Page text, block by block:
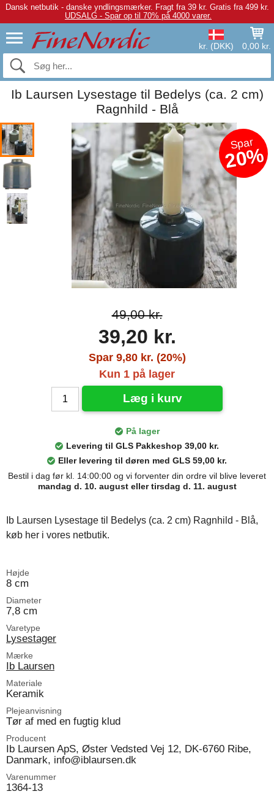
Dansk netbutik - danske yndlingsmærker. Fragt fra 39 kr. Gratis fra 499 kr.
UDSALG - Spar op til 70% på 4000 varer.
kr. (DKK) 0,00 kr.
Ib Laursen Lysestage til Bedelys (ca. 2 cm)
Ragnhild - Blå
Spar
20%
49,00 kr.
39,20 kr.
Spar 9,80 kr. (20%)
Kun 1 på lager
Læg i kurv
På lager
Levering til GLS Pakkeshop 39,00 kr.
Eller levering til døren med GLS 59,00 kr.
Bestil i dag før kl. 14:00:00 og vi forventer din ordre vil blive leveret
mandag d. 10. august eller tirsdag d. 11. august
Ib Laursen Lysestage til Bedelys (ca. 2 cm) Ragnhild - Blå,
køb her i vores netbutik.
Højde
8 cm
Diameter
7,8 cm
Varetype
Lysestager
Mærke
Ib Laursen
Materiale
Keramik
Plejeanvisning
Tør af med en fugtig klud
Producent
Ib Laursen ApS, Øster Vedsted Vej 12, DK-6760 Ribe,
Danmark, info@iblaursen.dk
Varenummer
1364-13